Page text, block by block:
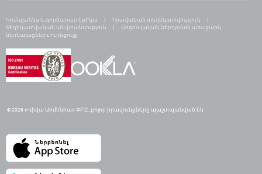
Կոմպլաենս և գործարար էթիկա
Իրավական տեղեկատվություն
Տեղեկատվական անվտանգություն
Սոցիալական ներդրման առաջարկ
ներկայացնելու ուղեցույց
© 2026 «Վիվա Արմենիա» ՓԲԸ, բոլոր իրավունքները պաշտպանված են